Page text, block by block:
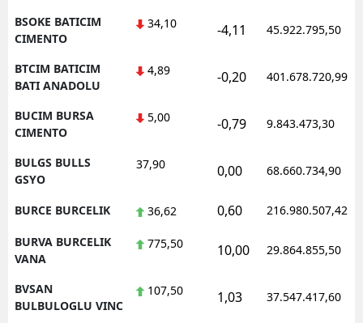
BSOKE BATICIM
CIMENTO
34,10 -4,11 45.922.795,50
BTCIM BATICIM
BATI ANADOLU
4,89 -0,20 401.678.720,99
BUCIM BURSA
CIMENTO
5,00 -0,79 9.843.473,30
BULGS BULLS
GSYO
37,90 0,00 68.660.734,90
BURCE BURCELIK 36,62 0,60 216.980.507,42
BURVA BURCELIK
VANA
775,50 10,00 29.864.855,50
BVSAN
BULBULOGLU VINC
107,50 1,03 37.547.417,60